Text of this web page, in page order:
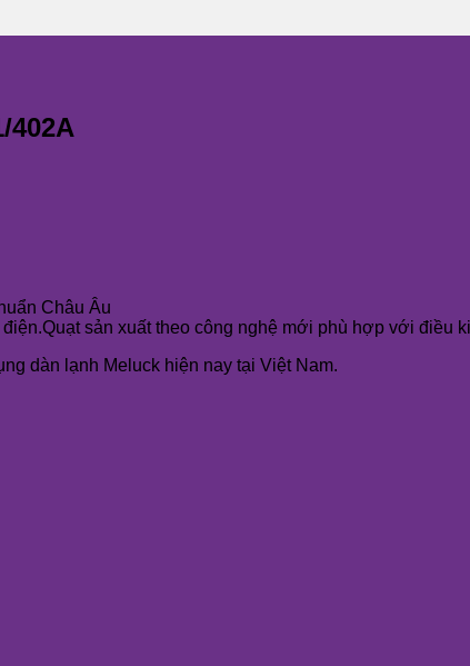
402A
Châu Âu
sản xuất theo công nghệ mới phù hợp với điều
dàn lạnh Meluck hiện nay tại Việt Nam.